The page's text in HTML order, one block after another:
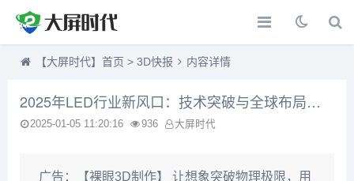
【大屏时代】首页 > 3D快报 内容详情
2025年LED行业新风口：技术突破与全球布局引领未来
2025-01-05 11:20:16 936 大屏时代
广告：
【裸眼3D制作】 让想象突破物理极限，用